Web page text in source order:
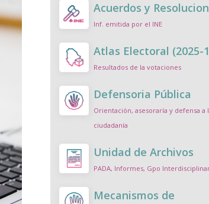
Acuerdos y
Inf. emitida por el INE
Atlas Electoral (2025-
Resultados de la votaciones
Defensoria Pública
Orientación, asesoraría y defensa a
ciudadanía
Unidad de Archivos
PADA, Informes, Gpo
Mecanismos de